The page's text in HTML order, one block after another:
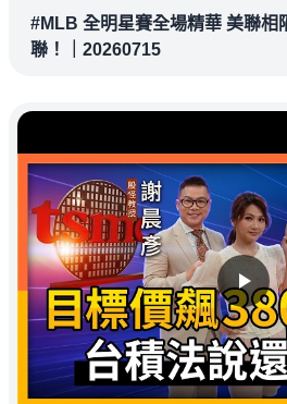
#MLB 全明星賽全場精華 美聯相
聯！｜20260715